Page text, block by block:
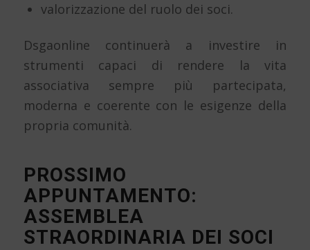
valorizzazione del ruolo dei soci.
Dsgaonline continuerà a investire in
strumenti capaci di rendere la vita
associativa sempre più partecipata,
moderna e coerente con le esigenze della
propria comunità.
PROSSIMO
APPUNTAMENTO:
ASSEMBLEA
STRAORDINARIA DEI SOCI